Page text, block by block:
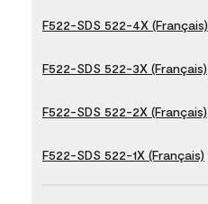
F522-SDS 522-4X (Français)
F522-SDS 522-3X (Français)
F522-SDS 522-2X (Français)
F522-SDS 522-1X (Français)